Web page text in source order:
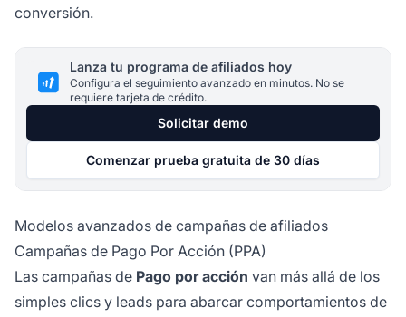
conversión.
Lanza tu programa de afiliados hoy
Configura el seguimiento avanzado en minutos. No se
requiere tarjeta de crédito.
Solicitar demo
Comenzar prueba gratuita de 30 días
Modelos avanzados de campañas de afiliados
Campañas de Pago Por Acción (PPA)
Las campañas de Pago por acción van más allá de los
simples clics y leads para abarcar comportamientos de